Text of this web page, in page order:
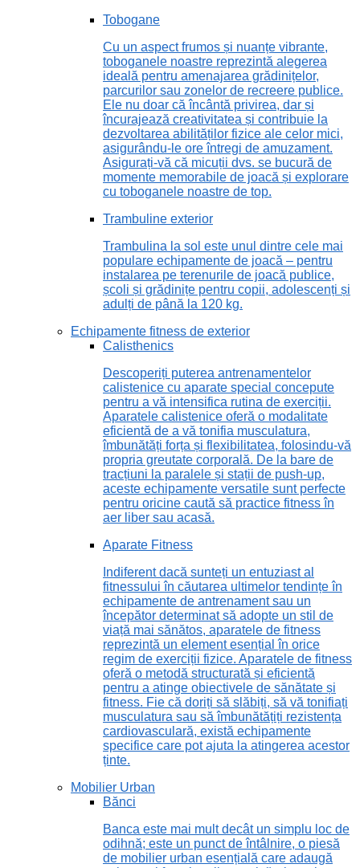
Tobogane
Cu un aspect frumos și nuanțe vibrante,
toboganele noastre reprezintă alegerea
ideală pentru amenajarea grădinițelor,
parcurilor sau zonelor de recreere publice.
Ele nu doar că încântă privirea, dar și
încurajează creativitatea și contribuie la
dezvoltarea abilităților fizice ale celor mici,
asigurându-le ore întregi de amuzament.
Asigurați-vă că micuții dvs. se bucură de
momente memorabile de joacă și explorare
cu toboganele noastre de top.
Trambuline exterior
Trambulina la sol este unul dintre cele mai
populare echipamente de joacă – pentru
instalarea pe terenurile de joacă publice,
școli și grădinițe pentru copii, adolescenți și
adulți de până la 120 kg.
Echipamente fitness de exterior
Calisthenics
Descoperiți puterea antrenamentelor
calistenice cu aparate special concepute
pentru a vă intensifica rutina de exerciții.
Aparatele calistenice oferă o modalitate
eficientă de a vă tonifia musculatura,
îmbunătăți forța și flexibilitatea, folosindu-vă
propria greutate corporală. De la bare de
tracțiuni la paralele și stații de push-up,
aceste echipamente versatile sunt perfecte
pentru oricine caută să practice fitness în
aer liber sau acasă.
Aparate Fitness
Indiferent dacă sunteți un entuziast al
fitnessului în căutarea ultimelor tendințe în
echipamente de antrenament sau un
începător determinat să adopte un stil de
viață mai sănătos, aparatele de fitness
reprezintă un element esențial în orice
regim de exerciții fizice. Aparatele de fitness
oferă o metodă structurată și eficientă
pentru a atinge obiectivele de sănătate și
fitness. Fie că doriți să slăbiți, să vă tonifiați
musculatura sau să îmbunătățiți rezistența
cardiovasculară, există echipamente
specifice care pot ajuta la atingerea acestor
ținte.
Mobilier Urban
Bănci
Banca este mai mult decât un simplu loc de
odihnă; este un punct de întâlnire, o piesă
de mobilier urban esențială care adaugă